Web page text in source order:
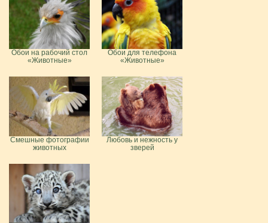
Обои на рабочий стол
«Животные»
Обои для телефона
«Животные»
Смешные фотографии
животных
Любовь и нежность у
зверей